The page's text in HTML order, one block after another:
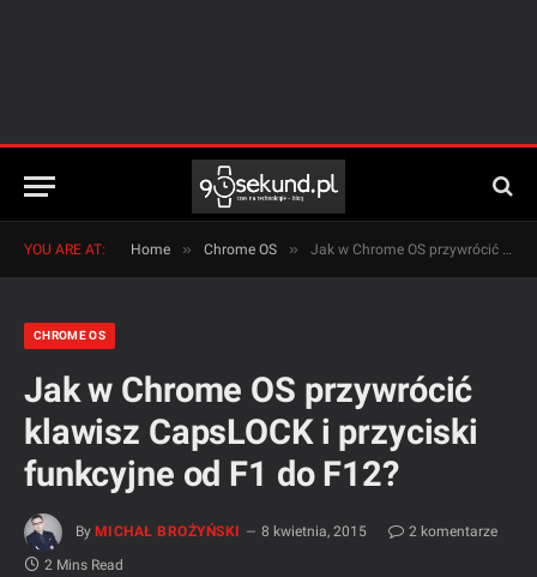
YOU ARE AT: Home » Chrome OS » Jak w Chrome OS przywrócić klawisz CapsLOCK i przyciski funkcyjne od F1 do F12?
CHROME OS
Jak w Chrome OS przywrócić
klawisz CapsLOCK i przyciski
funkcyjne od F1 do F12?
By MICHAŁ BROŻYŃSKI 8 kwietnia, 2015
2 komentarze
2 Mins Read